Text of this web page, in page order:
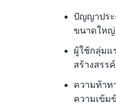
ปัญญาประ
ขนาดใหญ่
ผู้ใช้กลุ่มแ
สร้างสรรค์
ความท้าท
ความเข้ม